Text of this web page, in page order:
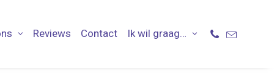
Reviews Contact Ik wil graag…